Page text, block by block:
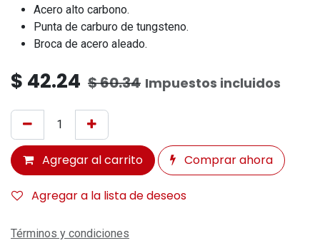
Acero alto carbono.
Punta de carburo de tungsteno.
Broca de acero aleado.
$ 42.24 $60.34 Impuestos incluidos
Agregar al carrito Comprar ahora
Agregar a la lista de deseos
Términos y condiciones